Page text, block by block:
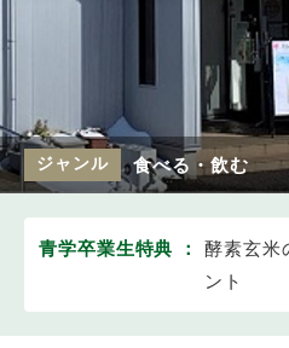
ジャンル 食べる・飲む
青学卒業生特典 ：
酵素玄米
ント